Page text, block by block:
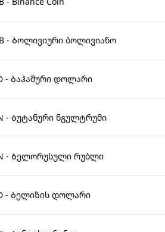
- Ბოლივიური ბოლივიანო
- Ბაჰამური დოლარი
- Ბუტანური ნგულტრუმი
- Ბელორუსული რუბლი
- Ბელიზის დოლარი